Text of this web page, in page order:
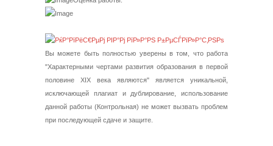
Вы можете быть полностью уверены в том, что работа
"Характерными чертами развития образования в первой
половине XIX века являются" является уникальной,
исключающей плагиат и дублирование, использование
данной работы (Контрольная) не может вызвать проблем
при последующей сдаче и защите.